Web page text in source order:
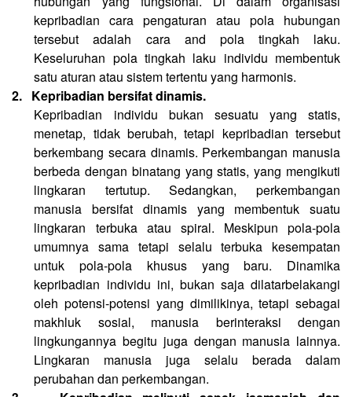
kepribadian cara pengaturan atau pola hubungan
tersebut adalah cara and pola tingkah laku.
Keseluruhan pola tingkah laku individu membentuk
satu aturan atau sistem tertentu yang harmonis.
2. Kepribadian bersifat dinamis.
Kepribadian individu bukan sesuatu yang statis,
menetap, tidak berubah, tetapi kepribadian tersebut
berkembang secara dinamis. Perkembangan manusia
berbeda dengan binatang yang statis, yang mengikuti
lingkaran tertutup. Sedangkan, perkembangan
manusia bersifat dinamis yang membentuk suatu
lingkaran terbuka atau spiral. Meskipun pola-pola
umumnya sama tetapi selalu terbuka kesempatan
untuk pola-pola khusus yang baru. Dinamika
kepribadian individu ini, bukan saja dilatarbelakangi
oleh potensi-potensi yang dimilikinya, tetapi sebagai
makhluk sosial, manusia berinteraksi dengan
lingkungannya begitu juga dengan manusia lainnya.
Lingkaran manusia juga selalu berada dalam
perubahan dan perkembangan.